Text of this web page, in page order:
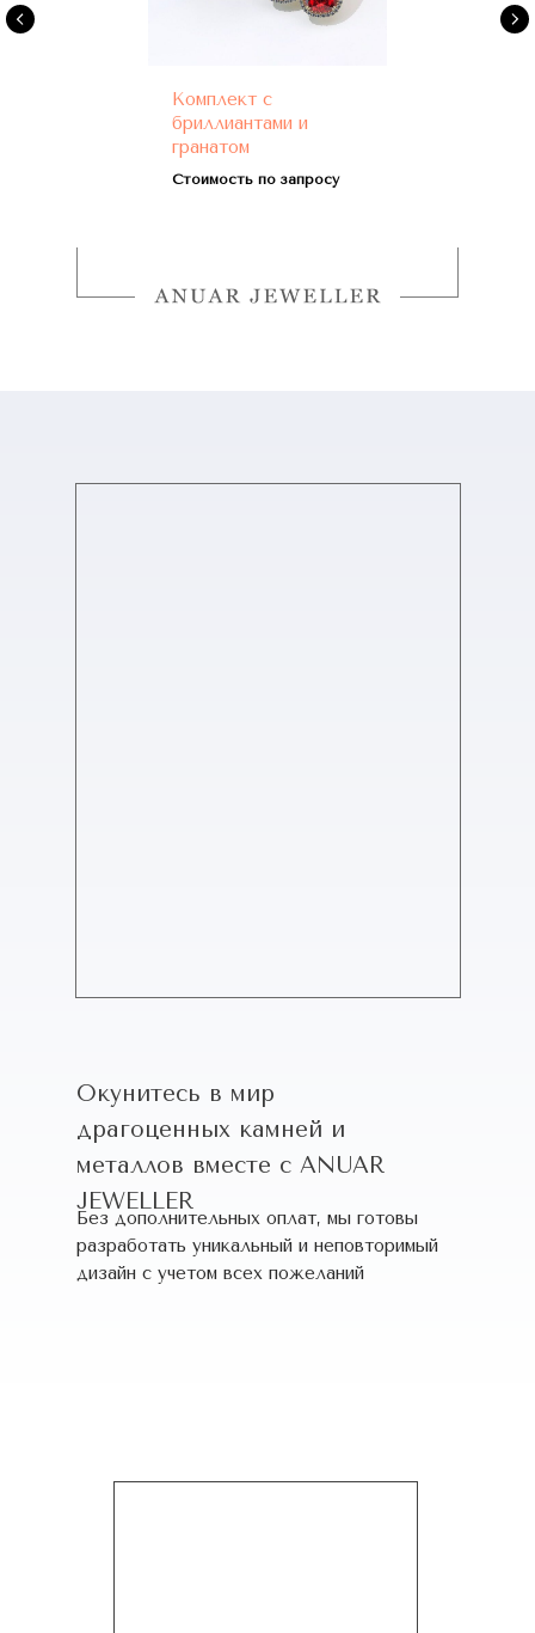
Комплект с
бриллиантами и
гранатом
Стоимость по запросу
Окунитесь в мир
драгоценных камней и
металлов вместе с ANUAR
JEWELLER
Без дополнительных оплат, мы готовы
разработать уникальный и неповторимый
дизайн c учетом всех пожеланий